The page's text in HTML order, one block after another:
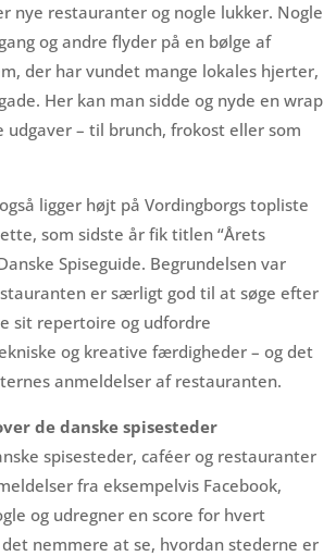
nye restauranter og nogle lukker. Nogle
og andre flyder på en bølge af
der har vundet mange lokales hjerter,
Her kan man sidde og nyde en wrap
udgaver – til brunch, frokost eller som
ligger højt på Vordingborgs topliste
som sidste år fik titlen “Årets
Spiseguide. Begrundelsen var
er særligt god til at søge efter
sit repertoire og udfordre
og kreative færdigheder – og det
anmeldelser af restauranten.
de danske spisesteder
spisesteder, caféer og restauranter
fra eksempelvis Facebook,
og udregner en score for hvert
nemmere at se, hvordan stederne er